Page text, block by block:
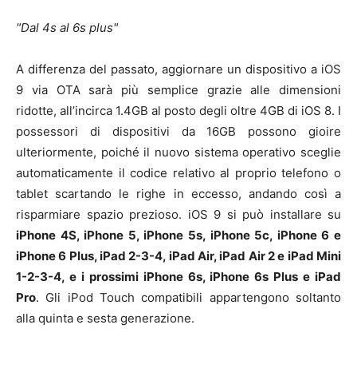
Dal 4s al 6s plus
A differenza del passato, aggiornare un dispositivo a iOS
9 via OTA sarà più semplice grazie alle dimensioni
ridotte, all’incirca 1.4GB al posto degli oltre 4GB di iOS 8. I
possessori di dispositivi da 16GB possono gioire
ulteriormente, poiché il nuovo sistema operativo sceglie
automaticamente il codice relativo al proprio telefono o
tablet scartando le righe in eccesso, andando così a
risparmiare spazio prezioso. iOS 9 si può installare su
iPhone 4S, iPhone 5, iPhone 5s, iPhone 5c, iPhone 6 e
iPhone 6 Plus, iPad 2-3-4, iPad Air, iPad Air 2 e iPad Mini
1-2-3-4, e i prossimi iPhone 6s, iPhone 6s Plus e iPad
Pro. Gli iPod Touch compatibili appartengono soltanto
alla quinta e sesta generazione.